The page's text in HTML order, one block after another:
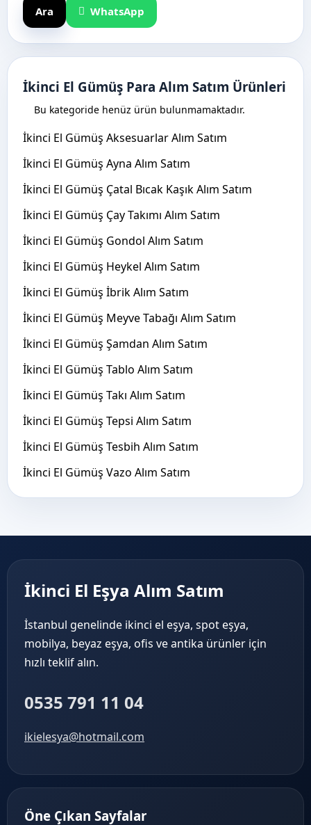
Ara WhatsApp
İkinci El Gümüş Para Alım Satım Ürünleri
Bu kategoride henüz ürün bulunmamaktadır.
İkinci El Gümüş Aksesuarlar Alım Satım
İkinci El Gümüş Ayna Alım Satım
İkinci El Gümüş Çatal Bıcak Kaşık Alım Satım
İkinci El Gümüş Çay Takımı Alım Satım
İkinci El Gümüş Gondol Alım Satım
İkinci El Gümüş Heykel Alım Satım
İkinci El Gümüş İbrik Alım Satım
İkinci El Gümüş Meyve Tabağı Alım Satım
İkinci El Gümüş Şamdan Alım Satım
İkinci El Gümüş Tablo Alım Satım
İkinci El Gümüş Takı Alım Satım
İkinci El Gümüş Tepsi Alım Satım
İkinci El Gümüş Tesbih Alım Satım
İkinci El Gümüş Vazo Alım Satım
İkinci El Eşya Alım Satım
İstanbul genelinde ikinci el eşya, spot eşya,
mobilya, beyaz eşya, ofis ve antika ürünler için
hızlı teklif alın.
0535 791 11 04
ikielesya@hotmail.com
Öne Çıkan Sayfalar